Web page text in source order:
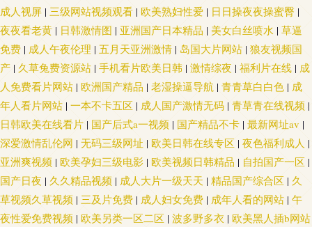
成人视屏 | 三级网站视频观看 | 欧美熟妇性爱 | 日日操夜夜操蜜臀 |
夜夜看老黄 | 日韩激情图 | 亚洲国产日本精品 | 美女白丝喷水 | 草逼
免费 | 成人午夜伦理 | 五月天亚洲激情 | 岛国大片网站 | 狼友视频国
产 | 久草兔费资源站 | 手机看片欧美日韩 | 激情综夜 | 福利片在线 | 成
人免费看片网站 | 欧洲国产精品 | 老湿操逼导航 | 青青草白白色 | 成
年人看片网站 | 一本不卡五区 | 成人国产激情无码 | 青草青在线视频 |
日韩欧美在线看片 | 国产后式a一视频 | 国产精品不卡 | 最新网址av |
深爱激情乱伦网 | 无码三级网址 | 欧美日韩在线专区 | 夜色福利成人 |
亚洲爽视频 | 欧美孕妇三级电影 | 欧美视频日韩精品 | 自拍国产一区 |
国产日夜 | 久久精品视频 | 成人大片一级天天 | 精品国产综合区 | 久
草视频久草视频 | 三及片免费 | 成人妇女免费 | 成年人看的网站 | 午
夜性爱免费视频 | 欧美另类一区二区 | 波多野多衣 | 欧美黑人插b网站